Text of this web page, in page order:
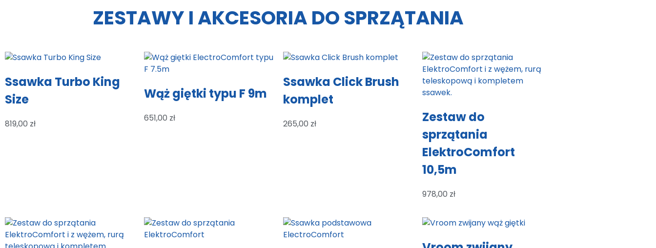
ZESTAWY I AKCESORIA DO SPRZĄTANIA
Ssawka Turbo King
Size
819,00 zł
Wąż giętki typu F 9m
651,00 zł
Ssawka Click Brush
komplet
265,00 zł
Zestaw do
sprzątania
ElektroComfort
10,5m
978,00 zł